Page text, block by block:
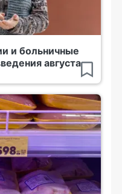
и больничные
августа